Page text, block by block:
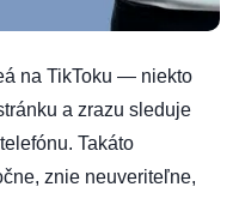
na TikToku — niekto
a zrazu sleduje
Takáto
znie neuveriteľne,